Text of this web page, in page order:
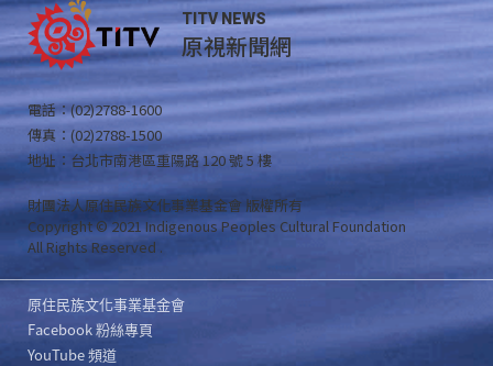
TITV NEWS
原視新聞網
電話：(02)2788-1600
傳真：(02)2788-1500
地址：台北市南港區重陽路 120 號 5 樓
財團法人原住民族文化事業基金會 版權所有
Copyright © 2021 Indigenous Peoples Cultural Foundation
All Rights Reserved .
原住民族文化事業基金會
Facebook 粉絲專頁
YouTube 頻道